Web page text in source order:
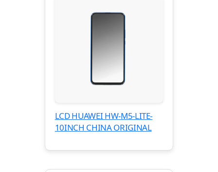
LCD HUAWEI HW-M5-LITE-
10INCH CHINA ORIGINAL